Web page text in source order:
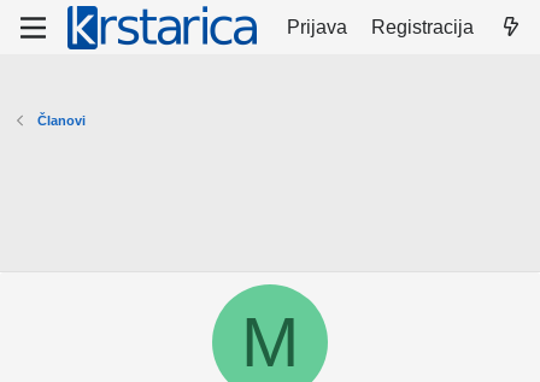
Prijava Registracija
Članovi
M